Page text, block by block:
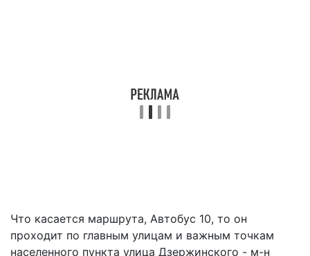
Что касается маршрута, Автобус 10, то он
проходит по главным улицам и важным точкам
населенного пункта улица Дзержинского - м-н